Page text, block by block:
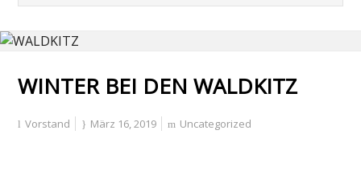
WINTER BEI DEN WALDKITZ
Vorstand März 16, 2019 Uncategorized